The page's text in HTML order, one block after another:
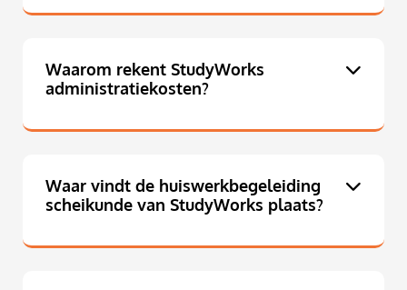
Waarom rekent StudyWorks
administratiekosten?
Waar vindt de huiswerkbegeleiding
scheikunde van StudyWorks plaats?